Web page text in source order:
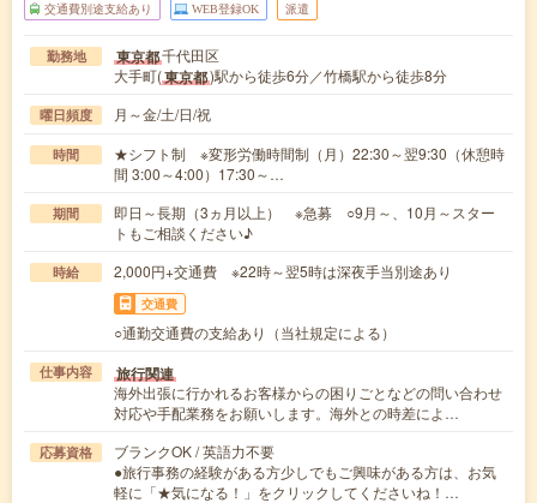
交通費別途支給あり WEB登録OK 派遣
勤務地 東京都千代田区
大手町(東京都)駅から徒歩6分／竹橋駅から徒歩8分
曜日頻度 月～金/土/日/祝
時間
★シフト制 ※変形労働時間制（月）22:30～翌9:30（休憩時
間 3:00～4:00）17:30～…
期間
即日～長期（3ヵ月以上） ※急募 ○9月～、10月～スター
トもご相談ください♪
時給 2,000円+交通費 ※22時～翌5時は深夜手当別途あり
交通費
○通勤交通費の支給あり（当社規定による）
仕事内容 旅行関連
海外出張に行かれるお客様からの困りごとなどの問い合わせ
対応や手配業務をお願いします。海外との時差によ…
応募資格
ブランクOK / 英語力不要
●旅行事務の経験がある方少しでもご興味がある方は、お気
軽に「★気になる！」をクリックしてくださいね！…